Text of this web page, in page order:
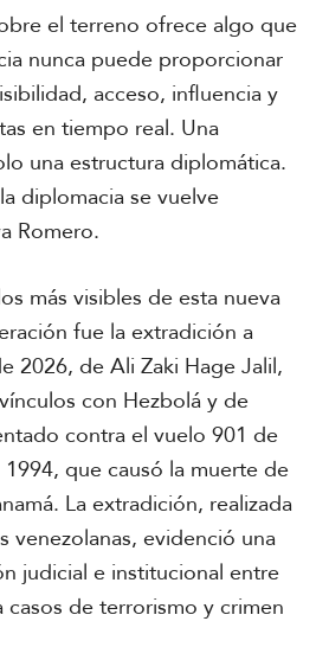
el terreno ofrece algo que
nunca puede proporcionar
acceso, influencia y
en tiempo real. Una
una estructura diplomática.
diplomacia se vuelve
Romero.
más visibles de esta nueva
fue la extradición a
2026, de Ali Zaki Hage Jalil,
con Hezbolá y de
contra el vuelo 901 de
que causó la muerte de
La extradición, realizada
venezolanas, evidenció una
judicial e institucional entre
de terrorismo y crimen